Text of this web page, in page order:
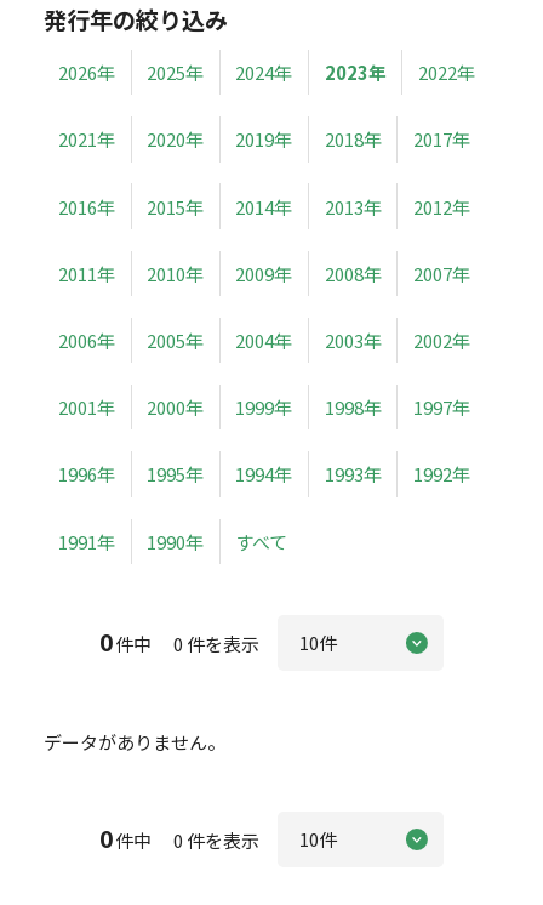
発行年の絞り込み
2026年 2025年 2024年 2023年 2022年
2021年 2020年 2019年 2018年 2017年
2016年 2015年 2014年 2013年 2012年
2011年 2010年 2009年 2008年 2007年
2006年 2005年 2004年 2003年 2002年
2001年 2000年 1999年 1998年 1997年
1996年 1995年 1994年 1993年 1992年
1991年 1990年 すべて
0件中 0 件を表示
データがありません。
0件中 0 件を表示